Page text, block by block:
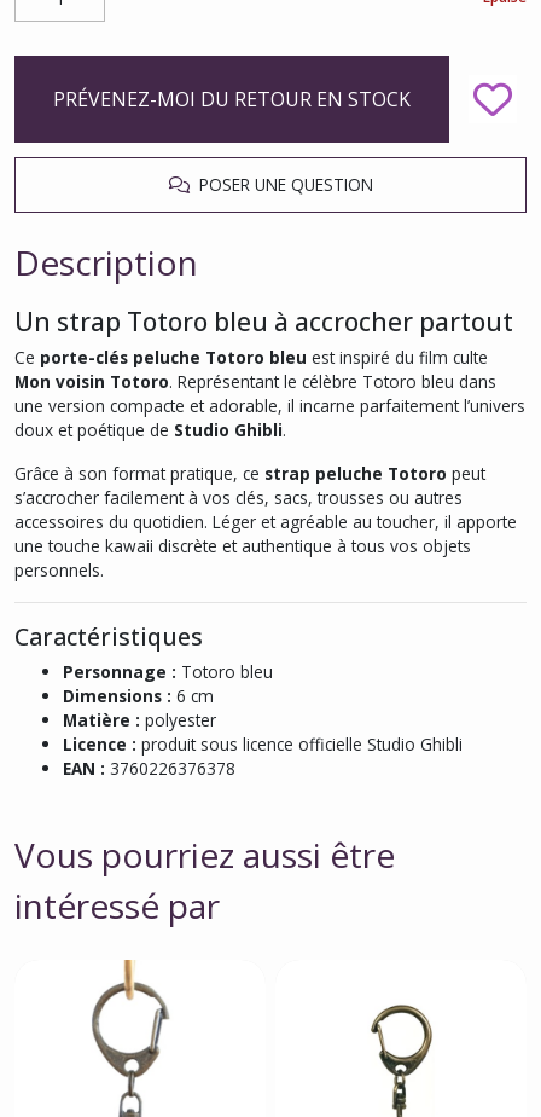
PRÉVENEZ-MOI DU RETOUR EN STOCK
POSER UNE QUESTION
Description
Un strap Totoro bleu à accrocher partout
Ce porte-clés peluche Totoro bleu est inspiré du film culte
Mon voisin Totoro. Représentant le célèbre Totoro bleu dans
une version compacte et adorable, il incarne parfaitement l’univers
doux et poétique de Studio Ghibli.
Grâce à son format pratique, ce strap peluche Totoro peut
s’accrocher facilement à vos clés, sacs, trousses ou autres
accessoires du quotidien. Léger et agréable au toucher, il apporte
une touche kawaii discrète et authentique à tous vos objets
personnels.
Caractéristiques
Personnage : Totoro bleu
Dimensions : 6 cm
Matière : polyester
Licence : produit sous licence officielle Studio Ghibli
EAN : 3760226376378
Vous pourriez aussi être
intéressé par